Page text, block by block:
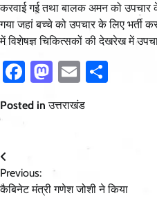
करवाई गई तथा बालक अमन को उपचार
गया जहां बच्चे को उपचार के लिए भर्ती
में विशेषज्ञ चिकित्सकों की देखरेख में
Facebook
Mastodon
Email
Posted inउत्तराखंड
Post
navigation
Previous:
कैबिनेट मंत्री गणेश जोशी ने किया